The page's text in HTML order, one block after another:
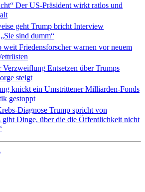
Der US-Präsident wirkt ratlos und
geht Trump bricht Interview
sind dumm“
weit Friedensforscher warnen vor neuem
Verzweiflung Entsetzen über Trumps
steigt
knickt ein Umstrittener Milliarden-Fonds
gestoppt
Diagnose Trump spricht von
gibt Dinge, über die die Öffentlichkeit nicht